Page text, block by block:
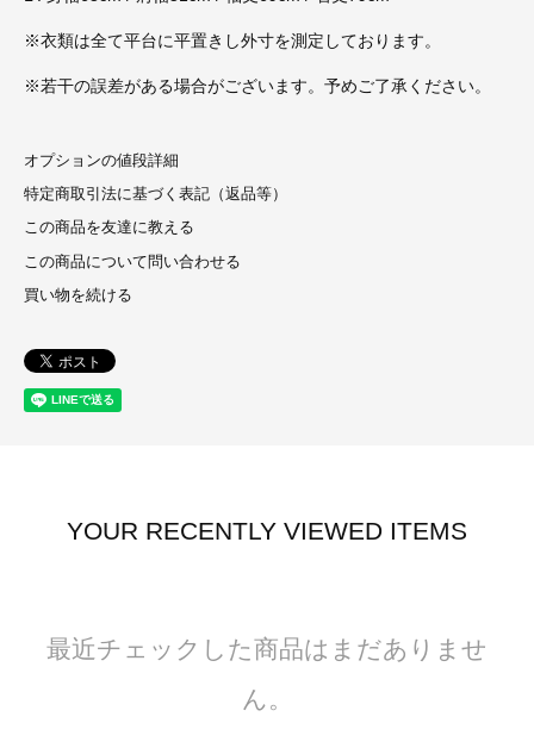
※衣類は全て平台に平置きし外寸を測定しております。
※若干の誤差がある場合がございます。予めご了承ください。
オプションの値段詳細
特定商取引法に基づく表記（返品等）
この商品を友達に教える
この商品について問い合わせる
買い物を続ける
YOUR RECENTLY VIEWED ITEMS
最近チェックした商品はまだありませ
ん。